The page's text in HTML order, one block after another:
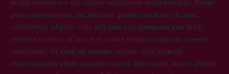
magni dolores eos qui ratione voluptatem sequi nesciunt. Neque
porro quisquam est, qui dolorem ipsum quia dolor sit amet,
consectetur, adipisci velit, sed quia non numquam eius modi
tempora incidunt ut labore et dolore magnam aliquam quaerat
voluptatem. Ut enim ad minima veniam, quis nostrum
exercitationem ullam corporis suscipit laboriosam, nisi ut aliquid